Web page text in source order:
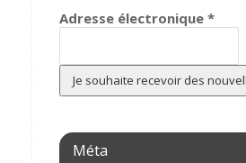
Adresse électronique *
Méta